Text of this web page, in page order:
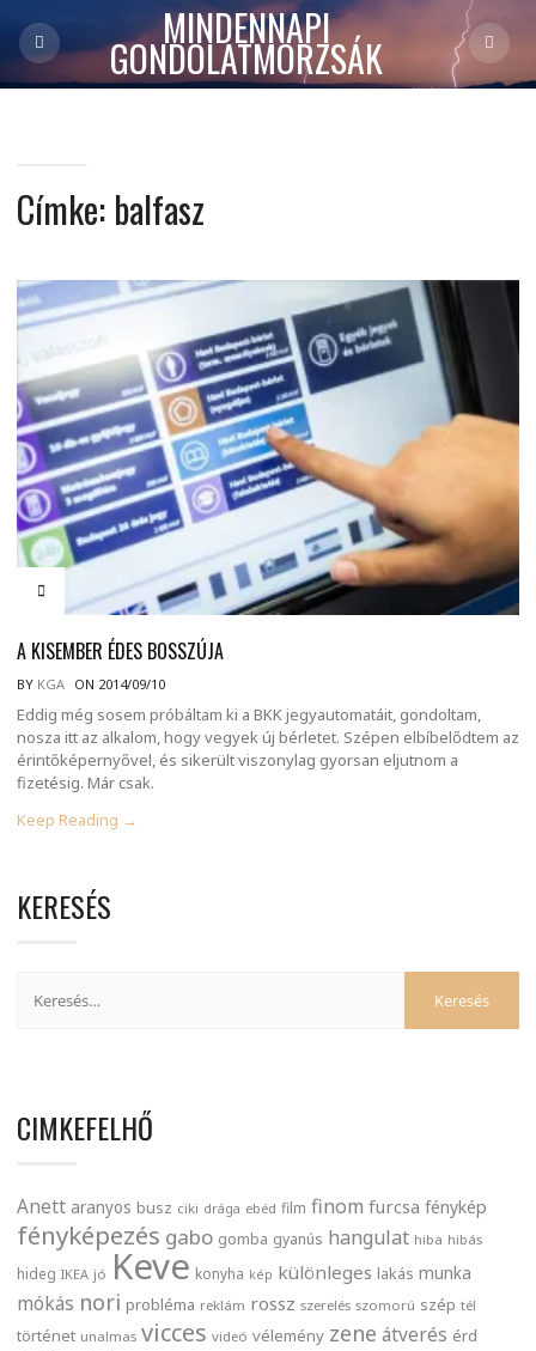
MINDENNAPI
GONDOLATMORZSÁK
Címke: balfasz
A KISEMBER ÉDES BOSSZÚJA
BY KGA ON 2014/09/10
Eddig még sosem próbáltam ki a BKK jegyautomatáit, gondoltam,
nosza itt az alkalom, hogy vegyek új bérletet. Szépen elbíbelődtem az
érintőképernyővel, és sikerült viszonylag gyorsan eljutnom a
fizetésig. Már csak.
Keep Reading →
KERESÉS
CIMKEFELHŐ
Anett aranyos busz ciki drága ebéd film finom furcsa fénykép
fényképezés gabo gomba gyanús hangulat hiba hibás
hideg IKEA jó Keve konyha kép különleges lakás munka
mókás nori probléma reklám rossz szerelés szomorú szép tél
történet unalmas vicces videó vélemény zene átverés érd